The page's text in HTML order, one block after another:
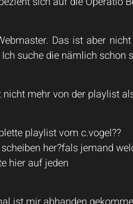
Das ist aber
suche die nämlich schon
mehr von der playlist
playlist vom c.vogel??
her?fals jemand
hier auf jeden